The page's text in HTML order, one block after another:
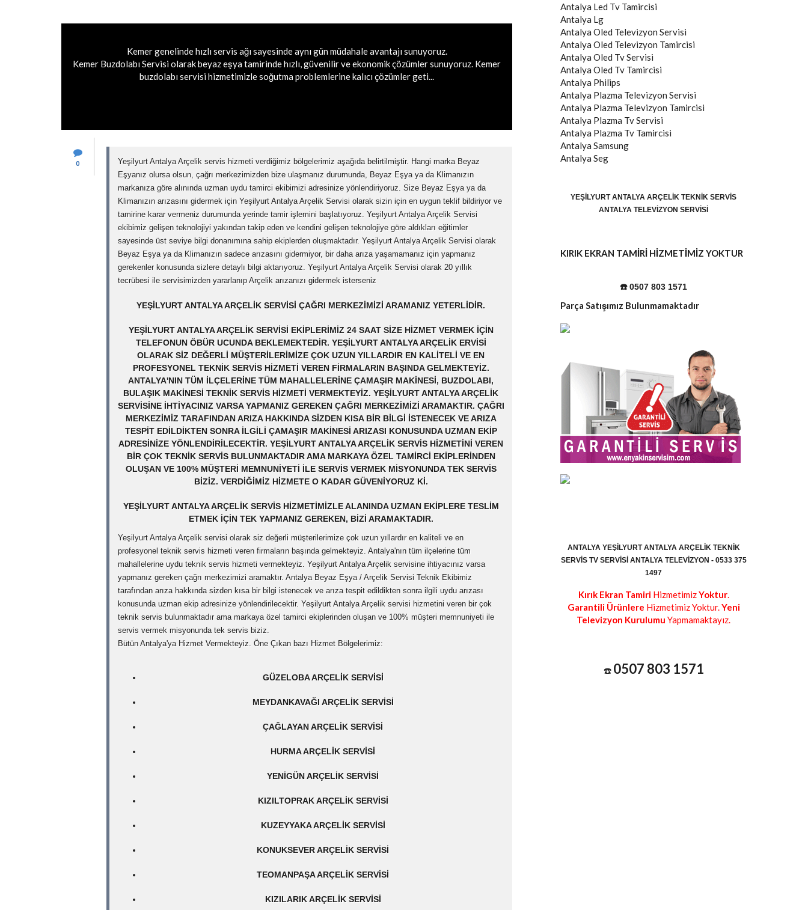
Kemer genelinde hızlı servis ağı sayesinde aynı gün müdahale avantajı sunuyoruz.
Kemer Buzdolabı Servisi olarak beyaz eşya tamirinde hızlı, güvenilir ve ekonomik çözümler sunuyoruz. Kemer
buzdolabı servisi hizmetimizle soğutma problemlerine kalıcı çözümler geti...
0
Yeşilyurt Antalya Arçelik servis hizmeti verdiğimiz bölgelerimiz aşağıda belirtilmiştir. Hangi marka Beyaz
Eşyanız olursa olsun, çağrı merkezimizden bize ulaşmanız durumunda, Beyaz Eşya ya da Klimanızın
markanıza göre alınında uzman uydu tamirci ekibimizi adresinize yönlendiriyoruz. Size Beyaz Eşya ya da
Klimanızın arızasını gidermek için Yeşilyurt Antalya Arçelik Servisi olarak sizin için en uygun teklif bildiriyor ve
tamirine karar vermeniz durumunda yerinde tamir işlemini başlatıyoruz. Yeşilyurt Antalya Arçelik Servisi
ekibimiz gelişen teknolojiyi yakından takip eden ve kendini gelişen teknolojiye göre aldıkları eğitimler
sayesinde üst seviye bilgi donanımına sahip ekiplerden oluşmaktadır. Yeşilyurt Antalya Arçelik Servisi olarak
Beyaz Eşya ya da Klimanızın sadece arızasını gidermiyor, bir daha arıza yaşamamanız için yapmanız
gerekenler konusunda sizlere detaylı bilgi aktarıyoruz. Yeşilyurt Antalya Arçelik Servisi olarak 20 yıllık
tecrübesi ile servisimizden yararlanıp Arçelik arızanızı gidermek isterseniz
YEŞILYURT ANTALYA ARÇELIK SERVISI ÇAĞRI MERKEZIMIZI ARAMANIZ YETERLIDIR.
YEŞILYURT ANTALYA ARÇELIK SERVISI EKIPLERIMIZ 24 SAAT SIZE HIZMET VERMEK IÇIN
TELEFONUN ÖBÜR UCUNDA BEKLEMEKTEDIR. YEŞILYURT ANTALYA ARÇELIK ERVISI
OLARAK SIZ DEĞERLI MÜŞTERILERIMIZE ÇOK UZUN YILLARDIR EN KALITELI VE EN
PROFESYONEL TEKNIK SERVIS HIZMETI VEREN FIRMALARIN BAŞINDA GELMEKTEYIZ.
ANTALYA'NIN TÜM ILÇELERINE TÜM MAHALLELERINE ÇAMAŞIR MAKINESI, BUZDOLABI,
BULAŞIK MAKINESI TEKNIK SERVIS HIZMETI VERMEKTEYIZ. YEŞILYURT ANTALYA ARÇELIK
SERVISINE IHTIYACINIZ VARSA YAPMANIZ GEREKEN ÇAĞRI MERKEZIMIZI ARAMAKTIR. ÇAĞRI
MERKEZIMIZ TARAFINDAN ARIZA HAKKINDA SIZDEN KISA BIR BILGI ISTENECEK VE ARIZA
TESPIT EDILDIKTEN SONRA ILGILI ÇAMAŞIR MAKINESI ARIZASI KONUSUNDA UZMAN EKIP
ADRESINIZE YÖNLENDIRILECEKTIR. YEŞILYURT ANTALYA ARÇELIK SERVIS HIZMETINI VEREN
BIR ÇOK TEKNIK SERVIS BULUNMAKTADIR AMA MARKAYA ÖZEL TAMIRCI EKIPLERINDEN
OLUŞAN VE 100% MÜŞTERI MEMNUNIYETI ILE SERVIS VERMEK MISYONUNDA TEK SERVIS
BIZIZ. VERDIĞIMIZ HIZMETE O KADAR GÜVENIYORUZ KI.
YEŞILYURT ANTALYA ARÇELIK SERVIS HIZMETIMIZLE ALANINDA UZMAN EKIPLERE TESLIM
ETMEK IÇIN TEK YAPMANIZ GEREKEN, BIZI ARAMAKTADIR.
Yeşilyurt Antalya Arçelik servisi olarak siz değerli müşterilerimize çok uzun yıllardır en kaliteli ve en
profesyonel teknik servis hizmeti veren firmaların başında gelmekteyiz. Antalya'nın tüm ilçelerine tüm
mahallelerine uydu teknik servis hizmeti vermekteyiz. Yeşilyurt Antalya Arçelik servisine ihtiyacınız varsa
yapmanız gereken çağrı merkezimizi aramaktır. Antalya Beyaz Eşya / Arçelik Servisi Teknik Ekibimiz
tarafından arıza hakkında sizden kısa bir bilgi istenecek ve arıza tespit edildikten sonra ilgili uydu arızası
konusunda uzman ekip adresinize yönlendirilecektir. Yeşilyurt Antalya Arçelik servisi hizmetini veren bir çok
teknik servis bulunmaktadır ama markaya özel tamirci ekiplerinden oluşan ve 100% müşteri memnuniyeti ile
servis vermek misyonunda tek servis biziz.
Bütün Antalya'ya Hizmet Vermekteyiz. Öne Çıkan bazı Hizmet Bölgelerimiz:
GÜZELOBA ARÇELIK SERVISI
MEYDANKAVAĞI ARÇELIK SERVISI
ÇAĞLAYAN ARÇELIK SERVISI
HURMA ARÇELIK SERVISI
YENIGÜN ARÇELIK SERVISI
KIZILTOPRAK ARÇELIK SERVISI
KUZEYYAKA ARÇELIK SERVISI
KONUKSEVER ARÇELIK SERVISI
TEOMANPAŞA ARÇELIK SERVISI
KIZILARIK ARÇELIK SERVISI
Antalya Led Tv Tamircisi
Antalya Lg
Antalya Oled Televizyon Servisi
Antalya Oled Televizyon Tamircisi
Antalya Oled Tv Servisi
Antalya Oled Tv Tamircisi
Antalya Philips
Antalya Plazma Televizyon Servisi
Antalya Plazma Televizyon Tamircisi
Antalya Plazma Tv Servisi
Antalya Plazma Tv Tamircisi
Antalya Samsung
Antalya Seg
YEŞILYURT ANTALYA ARÇELIK TEKNIK SERVIS
ANTALYA TELEVIZYON SERVISI
KIRIK EKRAN TAMİRİ HİZMETİMİZ YOKTUR
☎️ 0507 803 1571
Parça Satışımız Bulunmamaktadır
ANTALYA YEŞILYURT ANTALYA ARÇELIK TEKNIK
SERVIS TV SERVISI ANTALYA TELEVIZYON - 0533 375
1497
Kırık Ekran TamiriHizmetimizYoktur.
Garantili Ürünlere Hizmetimiz Yoktur.Yeni
Televizyon Kurulumu Yapmamaktayız.
☎️ 0507 803 1571